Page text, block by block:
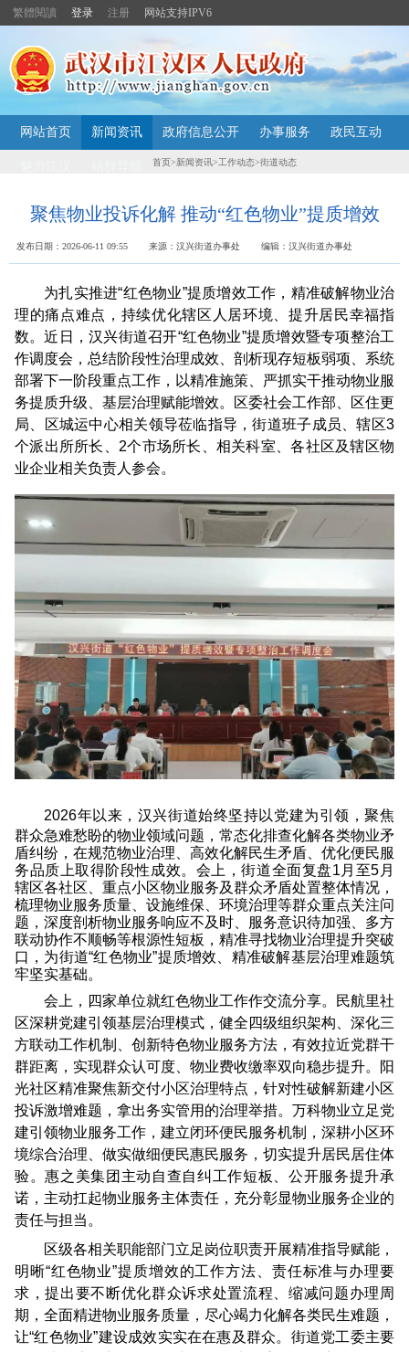
繁體閱讀 登录 注册 网站支持IPV6
网站首页 新闻资讯 政府信息公开 办事服务 政民互动
首页>新闻资讯>工作动态>街道动态
聚焦物业投诉化解 推动“红色物业”提质增效
发布日期：2026-06-11 09:55 来源：汉兴街道办事处 编辑：汉兴街道办事处
为扎实推进“红色物业”提质增效工作，精准破解物业治
理的痛点难点，持续优化辖区人居环境、提升居民幸福指
数。近日，汉兴街道召开“红色物业”提质增效暨专项整治工
作调度会，总结阶段性治理成效、剖析现存短板弱项、系统
部署下一阶段重点工作，以精准施策、严抓实干推动物业服
务提质升级、基层治理赋能增效。区委社会工作部、区住更
局、区城运中心相关领导莅临指导，街道班子成员、辖区3
个派出所所长、2个市场所长、相关科室、各社区及辖区物
业企业相关负责人参会。
2026年以来，汉兴街道始终坚持以党建为引领，聚焦
群众急难愁盼的物业领域问题，常态化排查化解各类物业矛
盾纠纷，在规范物业治理、高效化解民生矛盾、优化便民服
务品质上取得阶段性成效。会上，街道全面复盘1月至5月
辖区各社区、重点小区物业服务及群众矛盾处置整体情况，
梳理物业服务质量、设施维保、环境治理等群众重点关注问
题，深度剖析物业服务响应不及时、服务意识待加强、多方
联动协作不顺畅等根源性短板，精准寻找物业治理提升突破
口，为街道“红色物业”提质增效、精准破解基层治理难题筑
牢坚实基础。
会上，四家单位就红色物业工作作交流分享。民航里社
区深耕党建引领基层治理模式，健全四级组织架构、深化三
方联动工作机制、创新特色物业服务方法，有效拉近党群干
群距离，实现群众认可度、物业费收缴率双向稳步提升。阳
光社区精准聚焦新交付小区治理特点，针对性破解新建小区
投诉激增难题，拿出务实管用的治理举措。万科物业立足党
建引领物业服务工作，建立闭环便民服务机制，深耕小区环
境综合治理、做实做细便民惠民服务，切实提升居民居住体
验。惠之美集团主动自查自纠工作短板、公开服务提升承
诺，主动扛起物业服务主体责任，充分彰显物业服务企业的
责任与担当。
区级各相关职能部门立足岗位职责开展精准指导赋能，
明晰“红色物业”提质增效的工作方法、责任标准与办理要
求，提出要不断优化群众诉求处置流程、缩减问题办理周
期，全面精进物业服务质量，尽心竭力化解各类民生难题，
让“红色物业”建设成效实实在在惠及群众。街道党工委主要